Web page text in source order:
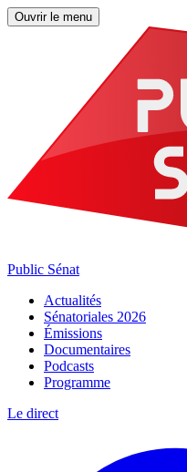
Ouvrir le menu
Public Sénat
Actualités
Sénatoriales 2026
Émissions
Documentaires
Podcasts
Programme
Le direct